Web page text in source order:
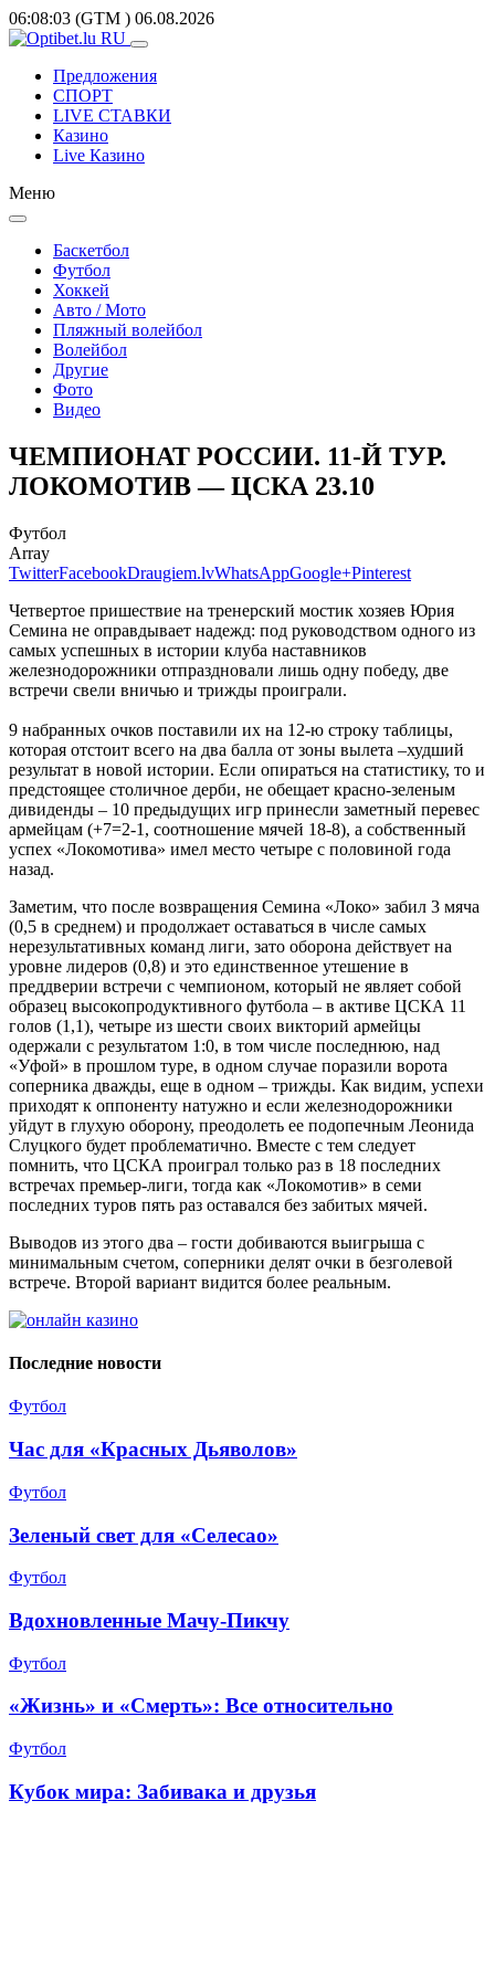
06:08:03 (GTM ) 06.08.2026
Предложения
СПОРТ
LIVE СТАВКИ
Казино
Live Казино
Меню
Баскетбол
Футбол
Хоккей
Авто / Мото
Пляжный волейбол
Волейбол
Другие
Фото
Видео
ЧЕМПИОНАТ РОССИИ. 11-Й ТУР.
ЛОКОМОТИВ — ЦСКА 23.10
Футбол
Array
TwitterFacebookDraugiem.lvWhatsAppGoogle+Pinterest
Четвертое пришествие на тренерский мостик хозяев Юрия
Семина не оправдывает надежд: под руководством одного из
самых успешных в истории клуба наставников
железнодорожники отпраздновали лишь одну победу, две
встречи свели вничью и трижды проиграли.
9 набранных очков поставили их на 12-ю строку таблицы,
которая отстоит всего на два балла от зоны вылета –худший
результат в новой истории. Если опираться на статистику, то и
предстоящее столичное дерби, не обещает красно-зеленым
дивиденды – 10 предыдущих игр принесли заметный перевес
армейцам (+7=2-1, соотношение мячей 18-8), а собственный
успех «Локомотива» имел место четыре с половиной года
назад.
Заметим, что после возвращения Семина «Локо» забил 3 мяча
(0,5 в среднем) и продолжает оставаться в числе самых
нерезультативных команд лиги, зато оборона действует на
уровне лидеров (0,8) и это единственное утешение в
преддверии встречи с чемпионом, который не являет собой
образец высокопродуктивного футбола – в активе ЦСКА 11
голов (1,1), четыре из шести своих викторий армейцы
одержали с результатом 1:0, в том числе последнюю, над
«Уфой» в прошлом туре, в одном случае поразили ворота
соперника дважды, еще в одном – трижды. Как видим, успехи
приходят к оппоненту натужно и если железнодорожники
уйдут в глухую оборону, преодолеть ее подопечным Леонида
Слуцкого будет проблематично. Вместе с тем следует
помнить, что ЦСКА проиграл только раз в 18 последних
встречах премьер-лиги, тогда как «Локомотив» в семи
последних туров пять раз оставался без забитых мячей.
Выводов из этого два – гости добиваются выигрыша с
минимальным счетом, соперники делят очки в безголевой
встрече. Второй вариант видится более реальным.
Последние новости
Футбол
Час для «Красных Дьяволов»
Футбол
Зеленый свет для «Селесао»
Футбол
Вдохновленные Мачу-Пикчу
Футбол
«Жизнь» и «Смерть»: Все относительно
Футбол
Кубок мира: Забивака и друзья